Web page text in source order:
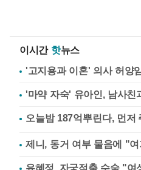
이시간 핫뉴스
'고지용과 이혼' 의사 허양
'마약 자숙' 유아인, 남사친
제니, 동거 여부 물음에 "